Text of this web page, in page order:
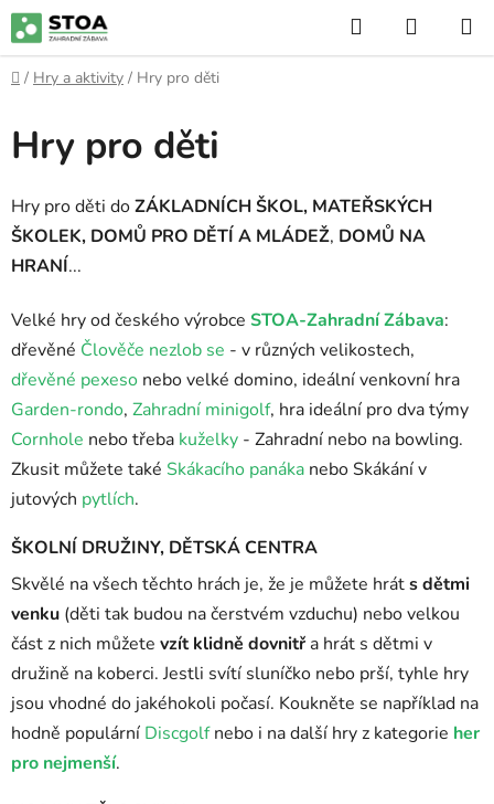
Přejít
na
obsah
Hledat
KOŠÍK
Domů
/ Hry a aktivity / Hry pro děti
Hry pro děti
Hry pro děti doZÁKLADNÍCH ŠKOL, MATEŘSKÝCH
ŠKOLEK, DOMŮ PRO DĚTÍ A MLÁDEŽ, DOMŮ NA
HRANÍ...
Velké hry od českého výrobce STOA-Zahradní Zábava:
dřevěné Člověče nezlob se - v různých velikostech,
dřevěné pexeso nebo velké domino, ideální venkovní hra
Garden-rondo, Zahradní minigolf, hra ideální pro dva týmy
Cornhole nebo třeba kuželky - Zahradní nebo na bowling.
Zkusit můžete také Skákacího panáka nebo Skákání v
jutových pytlích.
ŠKOLNÍ DRUŽINY, DĚTSKÁ CENTRA
Skvělé na všech těchto hrách je, že je můžete hráts dětmi
venku (děti tak budou na čerstvém vzduchu) nebo velkou
část z nich můžete vzít klidně dovnitř a hrát s dětmi v
družině na koberci. Jestli svítí sluníčko nebo prší, tyhle hry
jsou vhodné do jakéhokoli počasí. Koukněte se například na
hodně populární Discgolfnebo i na další hry z kategorie her
pro nejmenší.